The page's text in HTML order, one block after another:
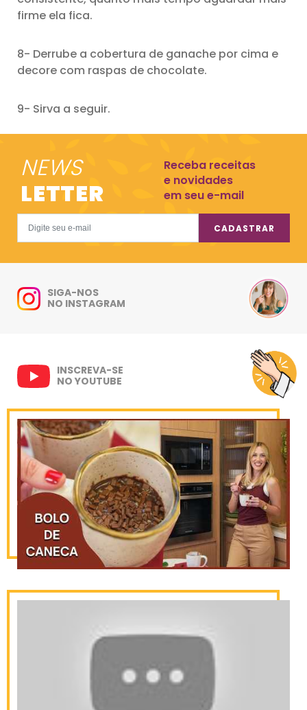
firme ela fica.
8- Derrube a cobertura de ganache por cima e
decore com raspas de chocolate.
9- Sirva a seguir.
NEWS
LETTER
Receba receitas
e novidades
em seu e-mail
CADASTRAR
SIGA-NOS
NO INSTAGRAM
INSCREVA-SE
NO YOUTUBE